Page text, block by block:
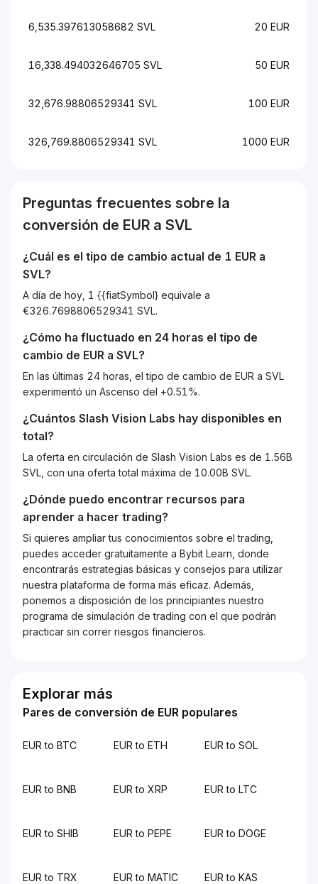
6,535.397613058682 SVL 20 EUR
16,338.494032646705 SVL 50 EUR
32,676.98806529341 SVL 100 EUR
326,769.8806529341 SVL 1000 EUR
Preguntas frecuentes sobre la
conversión de EUR a SVL
¿Cuál es el tipo de cambio actual de 1 EUR a
SVL?
A día de hoy, 1 {{fiatSymbol} equivale a
€326.7698806529341 SVL.
¿Cómo ha fluctuado en 24 horas el tipo de
cambio de EUR a SVL?
En las últimas 24 horas, el tipo de cambio de EUR a SVL
experimentó un Ascenso del +0.51%.
¿Cuántos Slash Vision Labs hay disponibles en
total?
La oferta en circulación de Slash Vision Labs es de 1.56B
SVL, con una oferta total máxima de 10.00B SVL.
¿Dónde puedo encontrar recursos para
aprender a hacer trading?
Si quieres ampliar tus conocimientos sobre el trading,
puedes acceder gratuitamente a Bybit Learn, donde
encontrarás estrategias básicas y consejos para utilizar
nuestra plataforma de forma más eficaz. Además,
ponemos a disposición de los principiantes nuestro
programa de simulación de trading con el que podrán
practicar sin correr riesgos financieros.
Explorar más
Pares de conversión de EUR populares
EUR to BTC EUR to ETH EUR to SOL
EUR to BNB EUR to XRP EUR to LTC
EUR to SHIB EUR to PEPE EUR to DOGE
EUR to TRX EUR to MATIC EUR to KAS